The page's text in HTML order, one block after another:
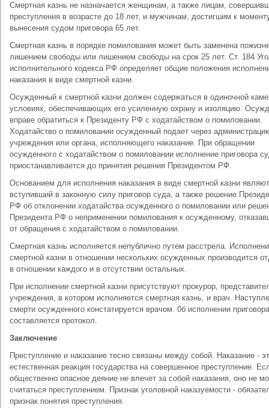
Смертная казнь не назначается женщинам, а также лицам,
преступления в возрасте до 18 лет, и мужчинам, достигшим к
вынесения судом приговора 65 лет.
Смертная казнь в порядке помилования может быть заменена
лишением свободы или лишением свободы на срок 25 лет. Ст. 184
исполнительного кодекса РФ определяет общие положения
наказания в виде смертной казни.
Осужденный к смертной казни должен содержаться в одиночной
условиях, обеспечивающих его усиленную охрану и изоляцию.
вправе обратиться к Президенту РФ с ходатайством о помиловании.
Ходатайство о помиловании осужденный подает че­рез
учреждения или органа, исполняющего наказание. При обращении
осужденного с ходатайством о помиловании ис­полнение приговора
приостанавливается до принятия решения Президентом РФ.
Основанием для исполнения наказания в виде смертной казни
вступивший в законную силу приговор суда, а также решение
РФ об отклонении ходатайства осужденного о помиловании или
Президента РФ о неприменении помилования к осужден­ному,
от обращения с ходатайством о помиловании.
Смертная казнь исполняется непублично путем расстрела.
смертной казни в отношении нескольких осужденных произво­дится
в отношении каждого и в отсутствии остальных.
При исполнении смертной казни присутствуют прокурор,
учреждения, в котором исполняется смертная казнь, и врач.
смерти осужденного констатируется врачом. 0б испол­нении
составляется протокол.
Заключение
Преступление и наказание тесно связаны между собой. Наказание -
естественная реакция государства на совершенное пре­ступление.
общественно опасное деяние не влечет за собой наказания, оно не
считаться преступлением. Признак уголовной наказуемости -
признак понятия преступления.